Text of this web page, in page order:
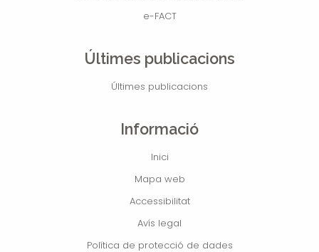
e-FACT
Últimes publicacions
Últimes publicacions
Informació
Inici
Mapa web
Accessibilitat
Avís legal
Política de protecció de dades